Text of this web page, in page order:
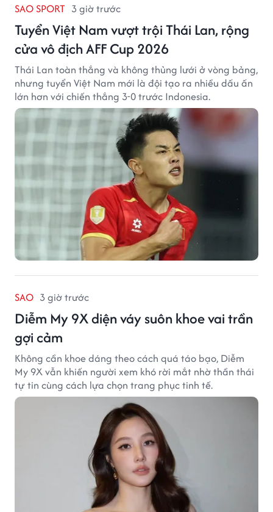
SAO SPORT 3 giờ trước
Tuyển Việt Nam vượt trội Thái Lan, rộng
cửa vô địch AFF Cup 2026
Thái Lan toàn thắng và không thủng lưới ở vòng bảng,
nhưng tuyển Việt Nam mới là đội tạo ra nhiều dấu ấn
lớn hơn với chiến thắng 3-0 trước Indonesia.
SAO 3 giờ trước
Diễm My 9X diện váy suôn khoe vai trần
gợi cảm
Không cần khoe dáng theo cách quá táo bạo, Diễm
My 9X vẫn khiến người xem khó rời mắt nhờ thần thái
tự tin cùng cách lựa chọn trang phục tinh tế.